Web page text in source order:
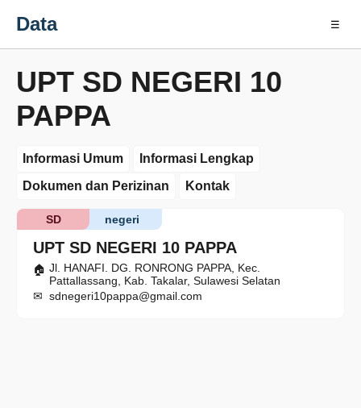
Data ☰
UPT SD NEGERI 10
PAPPA
Informasi Umum
Informasi Lengkap
Dokumen dan Perizinan
Kontak
UPT SD NEGERI 10 PAPPA
negeri
SD
Jl. HANAFI. DG. RONRONG PAPPA, Kec.
Pattallassang, Kab. Takalar, Sulawesi Selatan
sdnegeri10pappa@gmail.com